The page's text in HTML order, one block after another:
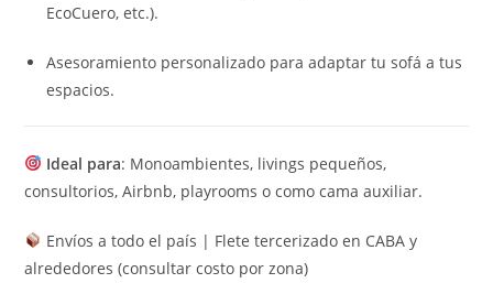
EcoCuero, etc.).
Asesoramiento personalizado para adaptar tu sofá a tus
espacios.
Ideal para: Monoambientes, livings pequeños,
consultorios, Airbnb, playrooms o como cama auxiliar.
Envíos a todo el país | Flete tercerizado en CABA y
alrededores (consultar costo por zona)